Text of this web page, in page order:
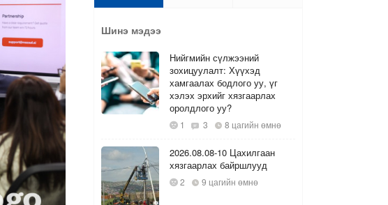
Шинэ мэдээ
Нийгмийн сүлжээний
зохицуулалт: Хүүхэд
хамгаалах бодлого уу, үг
хэлэх эрхийг хязгаарлах
оролдлого уу?
1 3 8 цагийн өмнө
2026.08.08-10 Цахилгаан
хязгаарлах байршлууд
2 9 цагийн өмнө